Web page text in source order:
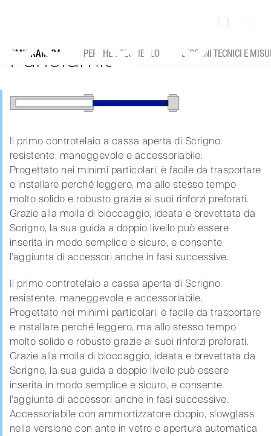
PANORAMICA PERCHÉ SCEGLIERLO DISEGNI TECNICI E
Panoramica
Il primo controtelaio a cassa aperta di Scrigno:
resistente, maneggevole e accessoriabile.
Progettato nei minimi particolari, è facile da trasportare
e installare perché leggero, ma allo stesso tempo
molto solido e robusto grazie ai suoi rinforzi preforati.
Grazie alla molla di bloccaggio, ideata e brevettata da
Scrigno, la sua guida a doppio livello può essere
inserita in modo semplice e sicuro, e consente
l’aggiunta di accessori anche in fasi successive.
Il primo controtelaio a cassa aperta di Scrigno:
resistente, maneggevole e accessoriabile.
Progettato nei minimi particolari, è facile da trasportare
e installare perché leggero, ma allo stesso tempo
molto solido e robusto grazie ai suoi rinforzi preforati.
Grazie alla molla di bloccaggio, ideata e brevettata da
Scrigno, la sua guida a doppio livello può essere
inserita in modo semplice e sicuro, e consente
l’aggiunta di accessori anche in fasi successive.
Accessoriabile con ammortizzatore doppio, slowglass
nella versione con ante in vetro e apertura automatica